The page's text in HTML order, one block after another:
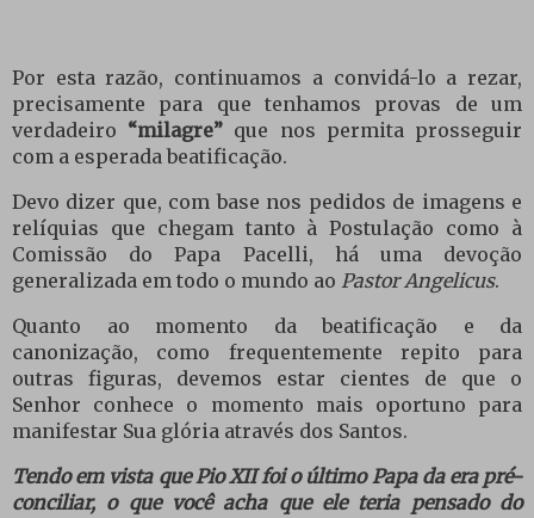
Por esta razão, continuamos a convidá-lo a rezar,
precisamente para que tenhamos provas de um
verdadeiro “milagre” que nos permita prosseguir
com a esperada beatificação.
Devo dizer que, com base nos pedidos de imagens e
relíquias que chegam tanto à Postulação como à
Comissão do Papa Pacelli, há uma devoção
generalizada em todo o mundo ao Pastor Angelicus.
Quanto ao momento da beatificação e da
canonização, como frequentemente repito para
outras figuras, devemos estar cientes de que o
Senhor conhece o momento mais oportuno para
manifestar Sua glória através dos Santos.
Tendo em vista que Pio XII foi o último Papa da era pré-
conciliar, o que você acha que ele teria pensado do